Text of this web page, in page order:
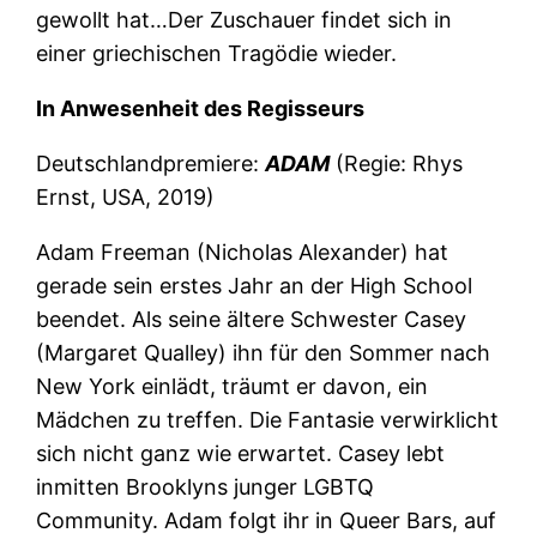
gewollt hat…Der Zuschauer findet sich in
einer griechischen Tragödie wieder.
In Anwesenheit des Regisseurs
Deutschlandpremiere:ADAM(Regie: Rhys
Ernst, USA, 2019)
Adam Freeman (Nicholas Alexander) hat
gerade sein erstes Jahr an der High School
beendet. Als seine ältere Schwester Casey
(Margaret Qualley) ihn für den Sommer nach
New York einlädt, träumt er davon, ein
Mädchen zu treffen. Die Fantasie verwirklicht
sich nicht ganz wie erwartet. Casey lebt
inmitten Brooklyns junger LGBTQ
Community. Adam folgt ihr in Queer Bars, auf